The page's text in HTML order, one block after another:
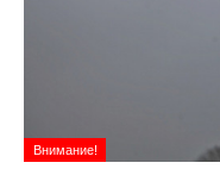
Внимание!